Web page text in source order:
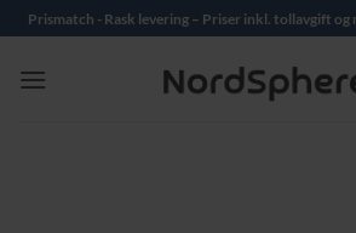
Skip
to
content
Prismatch - Rask levering – Priser inkl. tollavgift og